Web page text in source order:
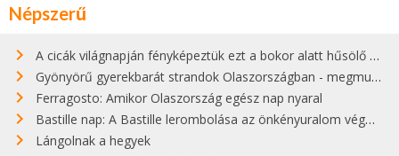
Népszerű
A cicák világnapján fényképeztük ezt a bokor alatt hűsölő cicát Kisorosziban
Gyönyörű gyerekbarát strandok Olaszországban - megmutatjuk a 15 legjobbat
Ferragosto: Amikor Olaszország egész nap nyaral
Bastille nap: A Bastille lerombolása az önkényuralom végét jelentette
Lángolnak a hegyek